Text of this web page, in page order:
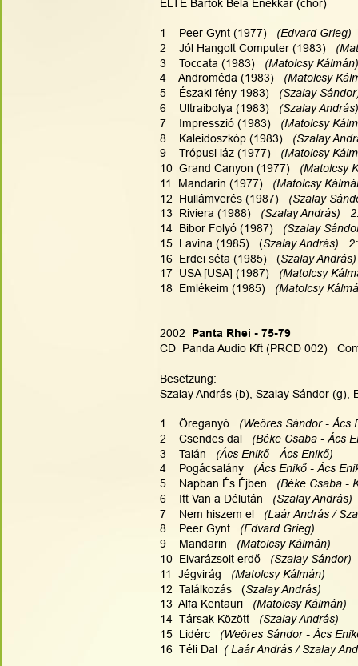
ELTE Bartók Béla Énekkar (chor)
1    Peer Gynt (1977) (Edvard Grieg)
2    Jól Hangolt Computer (1983)
3    Toccata (1983)
(Matolcsy
4    Androméda (1983)
(Matolcsy
5    Északi fény 1983)
(Szalay
6    Ultraibolya (1983)
(Szalay
7    Impresszió (1983)
(Matolcsy
8    Kaleidoszkóp (1983)
(Szalay
9    Trópusi láz (1977)
(Matolcsy
10  Grand Canyon (1977)
(Matolcsy
11  Mandarin (1977)
(Matolcsy
12  Hullámverés (1987)
(Szalay
13  Riviera (1988)
(Szalay András)
14  Bibor Folyó (1987)
(Szalay
15  Lavina (1985)   (Szalay András)
16  Erdei séta (1985)   (Szalay
17  USA [USA] (1987)
(Matolcsy
18  Emlékeim (1985)
(Matolcsy
2002
  Panta Rhei - 75-79
CD  Panda Audio Kft (PRCD 002)
Besetzung:
Szalay András (b), Szalay Sándor (g),
1    Öreganyó
(Weöres Sándor - Ács
2    Csendes dal
(Béke Csaba - Ács
3    Talán
  (Ács Enikő - Ács Enikő)
4    Pogácsalány
(Ács Enikő - Ács
5    Napban És Éjben
(Béke Csaba -
6    Itt Van a Délután
(Szalay András)
7    Nem hiszem el
(Laár András /
8    Peer Gynt (Edvard Grieg)
9    Mandarin
(Matolcsy Kálmán)
10  Elvarázsolt erdő
(Szalay Sándor)
11  Jégvirág
(Matolcsy Kálmán)
12  Találkozás   (Szalay András)
13  Alfa Kentauri
(Matolcsy Kálmán)
14  Társak Között
(Szalay András)
15  Lidérc
(Weöres Sándor - Ács
16  Téli Dal ( Laár András / Szalay